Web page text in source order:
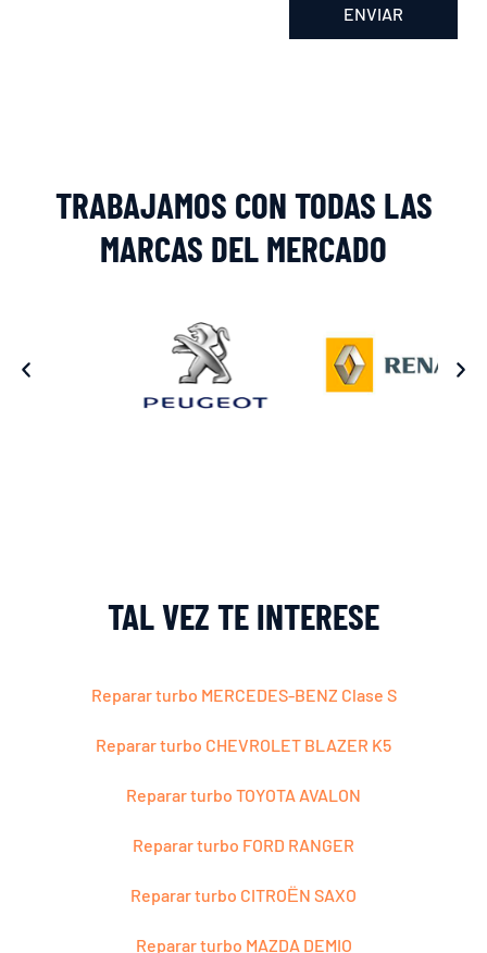
ENVIAR
TRABAJAMOS CON TODAS LAS
MARCAS DEL MERCADO
TAL VEZ TE INTERESE
Reparar turbo MERCEDES-BENZ Clase S
Reparar turbo CHEVROLET BLAZER K5
Reparar turbo TOYOTA AVALON
Reparar turbo FORD RANGER
Reparar turbo CITROЁN SAXO
Reparar turbo MAZDA DEMIO